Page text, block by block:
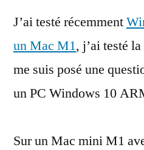
Thomson
Z3,
un
PC
10
J’ai testé récemment
un Mac M1, j’ai testé
me suis posé une
un PC Windows 10
Sur un Mac mini M1